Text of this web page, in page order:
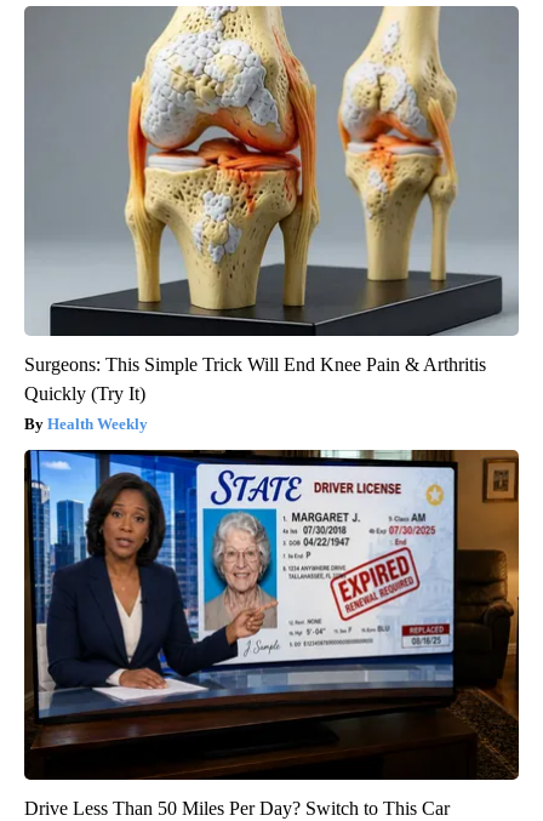
Surgeons: This Simple Trick Will End Knee Pain & Arthritis
Quickly (Try It)
Health Weekly
Drive Less Than 50 Miles Per Day? Switch to This Car